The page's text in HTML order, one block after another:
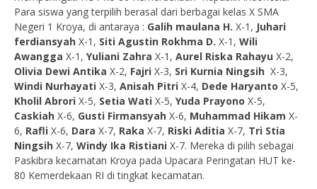
Para siswa yang terpilih berasal dari berbagai kelas X SMA
Negeri 1 Kroya, di antaraya : Galih maulana H. X-1, Juhari
ferdiansyah X-1, Siti Agustin Rokhma D. X-1, Wili
Awangga X-1, Yuliani Zahra X-1, Aurel Riska Rahayu X-2,
Olivia Dewi Antika X-2, Fajri X-3, Sri Kurnia Ningsih X-3,
Windi Nurhayati X-3, Anisah Pitri X-4, Dede Haryanto X-5,
Kholil Abrori X-5, Setia Wati X-5, Yuda Prayono X-5,
Caskiah X-6, Gusti Firmansyah X-6, Muhammad Hikam X-
6, Rafli X-6, Dara X-7, Raka X-7, Riski Aditia X-7, Tri Stia
Ningsih X-7, Windy Ika Ristiani X-7. Mereka di pilih sebagai
Paskibra kecamatan Kroya pada Upacara Peringatan HUT ke-
80 Kemerdekaan RI di tingkat kecamatan.